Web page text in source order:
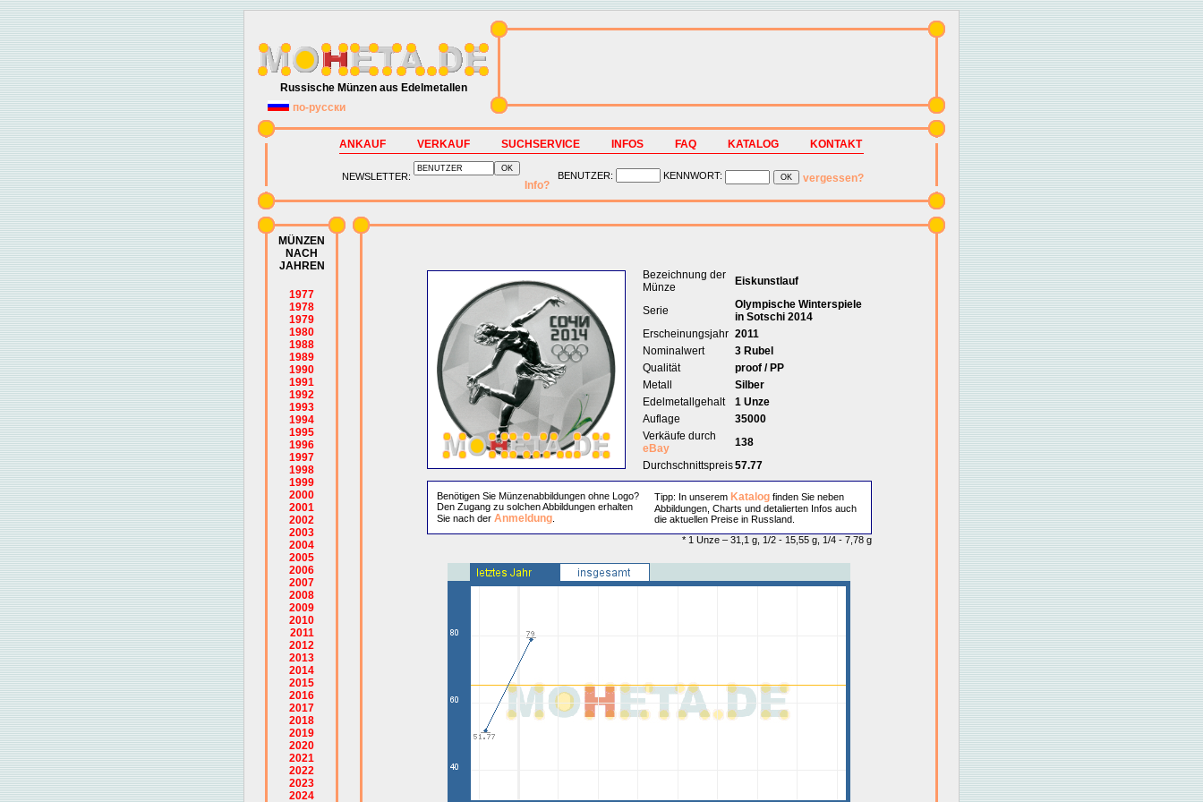
Russische Münzen aus Edelmetallen
по-русски
ANKAUF VERKAUF SUCHSERVICE INFOS FAQ KATALOG KONTAKT
NEWSLETTER:
Info?
BENUTZER: KENNWORT: vergessen?
MÜNZEN
NACH
JAHREN
1977
1978
1979
1980
1988
1989
1990
1991
1992
1993
1994
1995
1996
1997
1998
1999
2000
2001
2002
2003
2004
2005
2006
2007
2008
2009
2010
2011
2012
2013
2014
2015
2016
2017
2018
2019
2020
2021
2022
2023
2024
Bezeichnung der
Münze
Eiskunstlauf
Serie
Olympische Winterspiele
in Sotschi 2014
Erscheinungsjahr 2011
Nominalwert
3 Rubel
Qualität
proof / PP
Metall
Silber
Edelmetallgehalt
1 Unze
Auflage
35000
Verkäufe durch
eBay
138
Durchschnittspreis57.77
Benötigen Sie Münzenabbildungen ohne Logo?
Den Zugang zu solchen Abbildungen erhalten
Sie nach der Anmeldung.
Tipp: In unserem Katalogfinden Sie neben
Abbildungen, Charts und detalierten Infos auch
die aktuellen Preise in Russland.
* 1 Unze – 31,1 g, 1/2 - 15,55 g, 1/4 - 7,78 g